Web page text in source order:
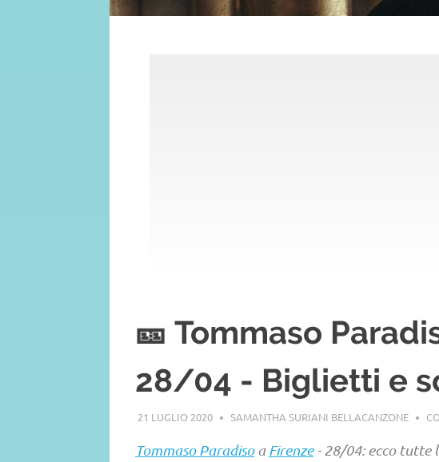
🎫 Tommaso
28/04 - Biglietti e
21 LUGLIO 2020 SAMANTHA SURIANI BELLACANZONE
Tommaso ParadisoaFirenze- 28/04: ecco tutte